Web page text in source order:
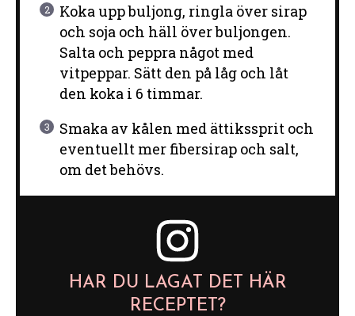
Koka upp buljong, ringla över sirap
och soja och häll över buljongen.
Salta och peppra något med
vitpeppar. Sätt den på låg och låt
den koka i 6 timmar.
Smaka av kålen med ättikssprit och
eventuellt mer fibersirap och salt,
om det behövs.
HAR DU LAGAT DET HÄR
RECEPTET?